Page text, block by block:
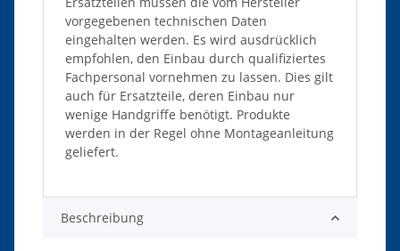
vorgegebenen technischen Daten
eingehalten werden. Es wird ausdrücklich
empfohlen, den Einbau durch qualifiziertes
Fachpersonal vornehmen zu lassen. Dies gilt
auch für Ersatzteile, deren Einbau nur
wenige Handgriffe benötigt. Produkte
werden in der Regel ohne Montageanleitung
geliefert.
Beschreibung